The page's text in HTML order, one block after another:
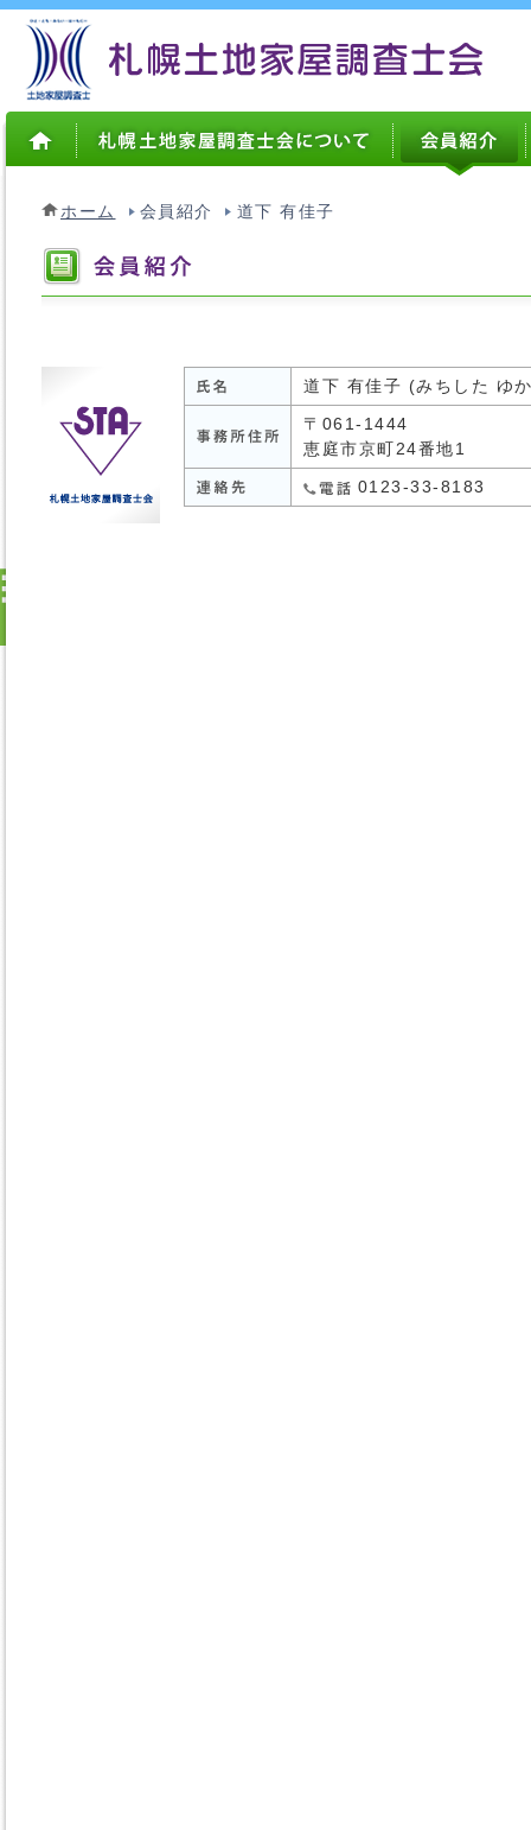
ホーム 会員紹介 道下 有佳子
道下 有佳子 (みちした ゆ
〒061-1444
恵庭市京町24番地1
0123-33-8183